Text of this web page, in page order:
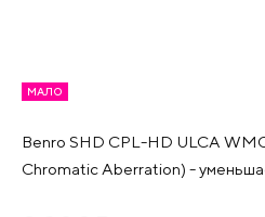
МАЛО
Benro SHD CPL-HD ULCA
Chromatic Aberration) -